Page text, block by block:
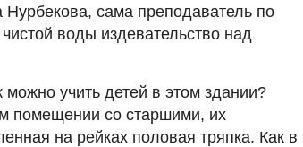
сама преподаватель по
воды издевательство над
учить детей в этом здании?
помещении со старшими, их
на рейках половая тряпка. Как в